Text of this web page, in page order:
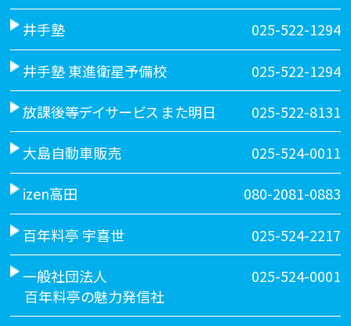
井手塾 025-522-1294
井手塾 東進衛星予備校 025-522-1294
放課後等デイサービス また明日 025-522-8131
大島自動車販売 025-524-0011
izen高田 080-2081-0883
百年料亭 宇喜世 025-524-2217
一般社団法人
百年料亭の魅力発信社
025-524-0001